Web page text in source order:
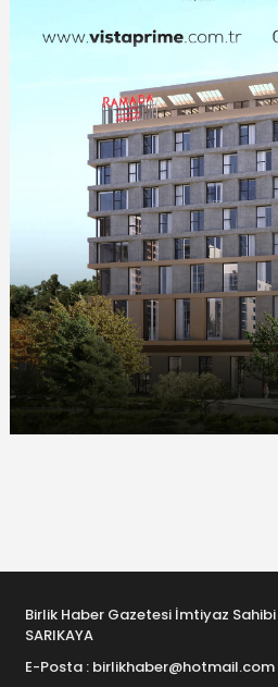
Birlik Haber Gazetesi İmtiyaz Sahibi
SARIKAYA
E-Posta : birlikhaber@hotmail.com